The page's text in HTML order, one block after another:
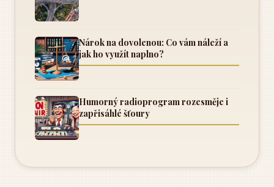
Nárok na dovolenou: Co vám náleží a
jak ho využít naplno?
Humorný radioprogram rozesměje i
zapřisáhlé šťoury